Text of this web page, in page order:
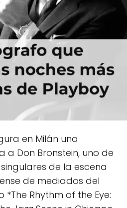
en Milán una
a Don Bronstein, uno de
de la escena
de mediados del
*The Rhythm of the Eye: